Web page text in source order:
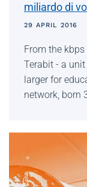
miliardo di
29 APRIL 2016
From the
Terabit - a
larger for
network, born